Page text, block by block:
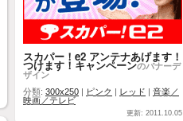
スカパー！e2 アンテナあげます！
つけます！キャンペーンのバナーデ
ザイン
分類: 300x250 | ピンク | レッド | 音楽／
映画／テレビ
更新: 2011.10.05